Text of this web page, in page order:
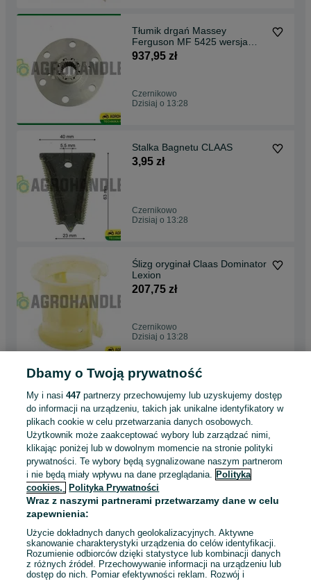
Tłumik drgań Massey
Ferguson MF 5425 wersja
I,5425 wersja II,
937,95 zł
Czernikowo
Dzisiaj o 13:28
Stalka Bagnetu CLAAS
3,95 zł
Czernikowo
Dzisiaj o 13:28
Ślizg oryginał Claas Dominator
Lexion
207,75 zł
Czernikowo
Dzisiaj o 13:28
Tuleja łącząca półoś Claas
116,35 zł
Czernikowo
Dzisiaj o 13:28
szyba tylna mf-255 sokółka
Czernikówko
Dzisiaj o 13:28
Dbamy o Twoją prywatność
My i nasi447 partnerzy przechowujemy lub uzyskujemy dostęp
do informacji na urządzeniu, takich jak unikalne identyfikatory w
plikach cookie w celu przetwarzania danych osobowych.
Użytkownik może zaakceptować wybory lub zarządzać nimi,
klikając poniżej lub w dowolnym momencie na stronie polityki
prywatności. Te wybory będą sygnalizowane naszym partnerom
i nie będą miały wpływu na dane przeglądania. Polityka
cookies,
Polityka Prywatności
Wraz z naszymi partnerami przetwarzamy dane w celu
zapewnienia:
Użycie dokładnych danych geolokalizacyjnych. Aktywne
skanowanie charakterystyki urządzenia do celów identyfikacji.
Rozumienie odbiorców dzięki statystyce lub kombinacji danych
z różnych źródeł. Przechowywanie informacji na urządzeniu lub
dostęp do nich. Pomiar efektywności reklam. Rozwój i